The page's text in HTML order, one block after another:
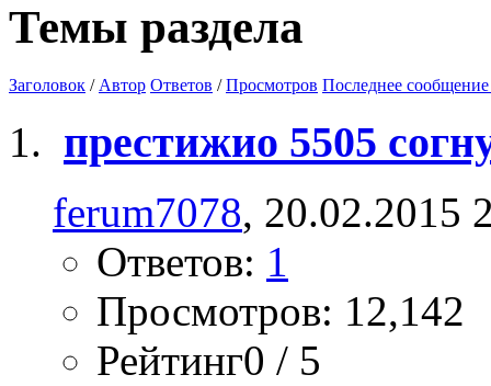
Темы раздела
Заголовок / Автор Ответов /Просмотров Последнее сообщение
престижио 5505
ferum7078, 20.02.2015
Ответов: 1
Просмотров: 12,142
Рейтинг0 / 5